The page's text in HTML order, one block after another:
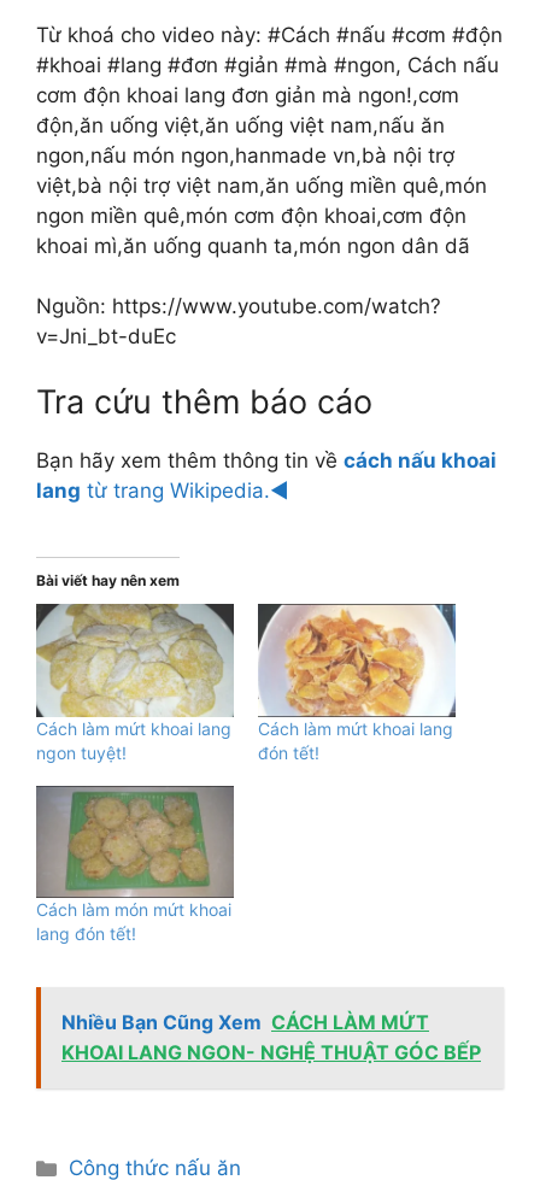
Từ khoá cho video này: #Cách #nấu #cơm #độn
#khoai #lang #đơn #giản #mà #ngon, Cách nấu
cơm độn khoai lang đơn giản mà ngon!,cơm
độn,ăn uống việt,ăn uống việt nam,nấu ăn
ngon,nấu món ngon,hanmade vn,bà nội trợ
việt,bà nội trợ việt nam,ăn uống miền quê,món
ngon miền quê,món cơm độn khoai,cơm độn
khoai mì,ăn uống quanh ta,món ngon dân dã
Nguồn: https://www.youtube.com/watch?
v=Jni_bt-duEc
Tra cứu thêm báo cáo
Bạn hãy xem thêm thông tin về cách nấu khoai
lang từ trang Wikipedia.◄
Bài viết hay nên xem
Cách làm mứt khoai lang
ngon tuyệt!
Cách làm mứt khoai lang
đón tết!
Cách làm món mứt khoai
lang đón tết!
Nhiều Bạn Cũng Xem CÁCH LÀM MỨT
KHOAI LANG NGON- NGHỆ THUẬT GÓC BẾP
Danh
Công thức nấu ăn